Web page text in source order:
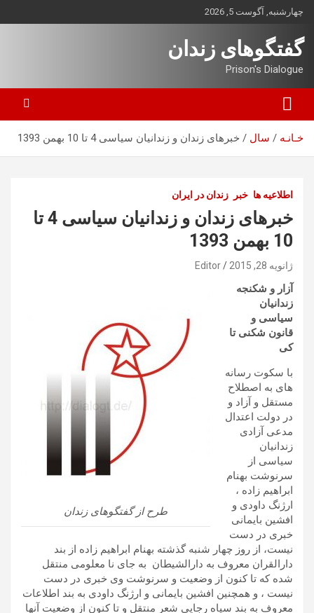
محتوا
بروید
چهارشنبه, آگوست 5, 2026
گفتگوهای زندان
Prison's Dialogue
خـانـه سال خبرهای زندان و زندانیان سیاسی 4 تا 10 بهمن 1393
اطلاعیه ها خبر زندان در ایران
خبرهای زندان و زندانیان سیاسی 4 تا
10 بهمن 1393
ژانویه 28, 2015 Editor
طرح از گفتگوهای زندان
آزار و شکنجه
زندانیان
سیاسی و
قانون شکنی تا
کی
با سکوت رسانه
های به اصطلاح
مستقل و آزاد و
در دولت اعتدال
مدعی آزادی
زندانیان
سیاسی از
سرنوشت بهنام
ابراهیم زاده ،
ارژنگ داودی و
افشین بایمانی
خبری در دست
نیست، از روز چهار شنبه گذشته بهنام ابراهیم زاده از بند
دارالقران معروف به دارالشیطان به جای نا معلومی منتقل
شده که تا کنون از وضعیت و سرنوشت وی خبری در دست
نیست ، و همچنین افشین بایمانی و ارژنگ داودی به بند اطلاعات
معروف به بند سپاه رجایی شعر منتقل و تا کنون از وضعیت آنها